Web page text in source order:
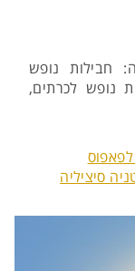
חבילות נופש
נופש לכרתים,
סיציליה